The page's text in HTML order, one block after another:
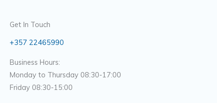
Get In Touch
+357 22465990
Business Hours:
Monday to Thursday 08:30-17:00
Friday 08:30-15:00